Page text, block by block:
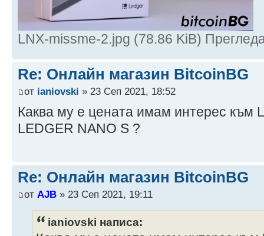
LNX-missme-2.jpg (78.86 KiB)
Re: Онлайн магазин BitcoinBG
от ianiovski » 23 Сеп 2021, 18:52
Каква му е цената имам интерес към
LEDGER NANO S ?
Re: Онлайн магазин BitcoinBG
от AJB » 23 Сеп 2021, 19:11
ianiovski написа: